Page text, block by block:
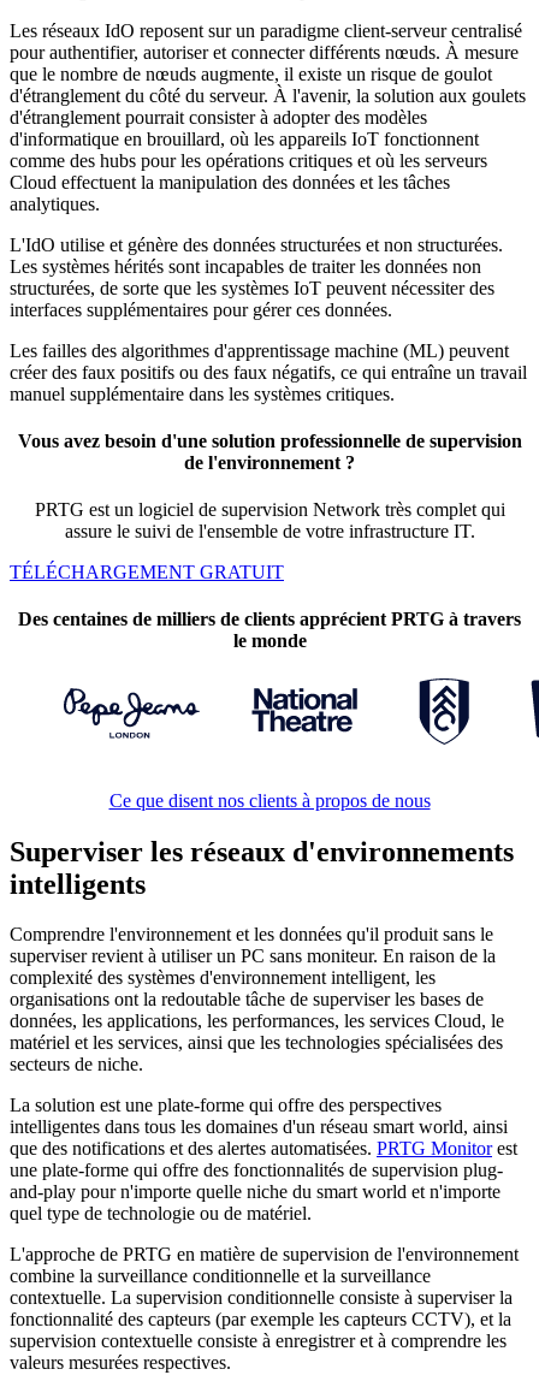
Les réseaux IdO reposent sur un paradigme client-serveur centralisé
pour authentifier, autoriser et connecter différents nœuds. À mesure
que le nombre de nœuds augmente, il existe un risque de goulot
d'étranglement du côté du serveur. À l'avenir, la solution aux goulets
d'étranglement pourrait consister à adopter des modèles
d'informatique en brouillard, où les appareils IoT fonctionnent
comme des hubs pour les opérations critiques et où les serveurs
Cloud effectuent la manipulation des données et les tâches
analytiques.
L'IdO utilise et génère des données structurées et non structurées.
Les systèmes hérités sont incapables de traiter les données non
structurées, de sorte que les systèmes IoT peuvent nécessiter des
interfaces supplémentaires pour gérer ces données.
Les failles des algorithmes d'apprentissage machine (ML) peuvent
créer des faux positifs ou des faux négatifs, ce qui entraîne un travail
manuel supplémentaire dans les systèmes critiques.
Vous avez besoin d'une solution professionnelle de supervision
de l'environnement ?
PRTG est un logiciel de supervision Network très complet qui
assure le suivi de l'ensemble de votre infrastructure IT.
TÉLÉCHARGEMENT GRATUIT
Des centaines de milliers de clients apprécient PRTG à travers
le monde
Ce que disent nos clients à propos de nous
Superviser les réseaux d'environnements
intelligents
Comprendre l'environnement et les données qu'il produit sans le
superviser revient à utiliser un PC sans moniteur. En raison de la
complexité des systèmes d'environnement intelligent, les
organisations ont la redoutable tâche de superviser les bases de
données, les applications, les performances, les services Cloud, le
matériel et les services, ainsi que les technologies spécialisées des
secteurs de niche.
La solution est une plate-forme qui offre des perspectives
intelligentes dans tous les domaines d'un réseau smart world, ainsi
que des notifications et des alertes automatisées. PRTG Monitorest
une plate-forme qui offre des fonctionnalités de supervision plug-
and-play pour n'importe quelle niche du smart world et n'importe
quel type de technologie ou de matériel.
L'approche de PRTG en matière de supervision de l'environnement
combine la surveillance conditionnelle et la surveillance
contextuelle. La supervision conditionnelle consiste à superviser la
fonctionnalité des capteurs (par exemple les capteurs CCTV), et la
supervision contextuelle consiste à enregistrer et à comprendre les
valeurs mesurées respectives.